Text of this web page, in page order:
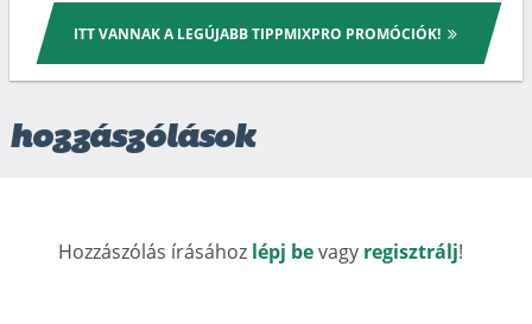
ITT VANNAK A LEGÚJABB TIPPMIXPRO PROMÓCIÓK!
hozzászólások
Hozzászólás írásához lépj bevagy regisztrálj!